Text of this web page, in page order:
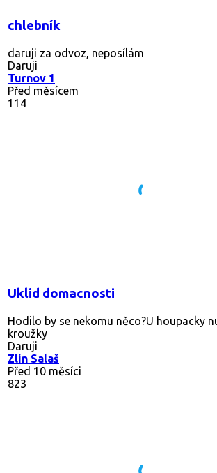
chlebník
daruji za odvoz, neposílám
Daruji
Turnov 1
Před měsícem
114
Uklid domacnosti
Hodilo by se nekomu něco?U houpacky
kroužky
Daruji
Zlin Salaš
Před 10 měsíci
823